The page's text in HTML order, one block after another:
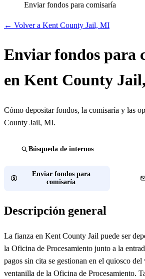
Enviar fondos para comisaría
← Volver a Kent County Jail, MI
Enviar fondos para
en Kent County
Cómo depositar fondos, la comisaría y las
County Jail, MI.
Búsqueda de internos
Enviar fondos para
comisaría
Descripción general
La fianza en Kent County Jail puede ser
la Oficina de Procesamiento junto a la
pagos sin cita se gestionan en el quiosco
ventanilla de la Oficina de Procesamiento.